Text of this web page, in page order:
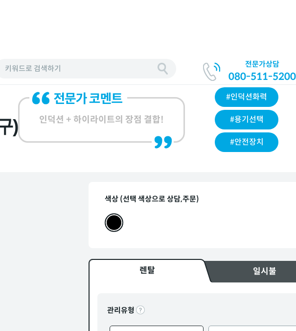
키워드로 검색하기 전문가상담
080-511-5200
) 인덕션 + 하이라이트의 장점 결합!
#인덕션화력
#용기선택
#안전장치
색상 (선택 색상으로 상담,주문)
렌탈 일시불
관리유형